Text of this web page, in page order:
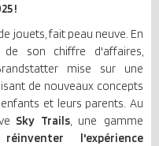
!
jouets, fait peau neuve. En
son chiffre d'affaires,
mise sur une
de nouveaux concepts
et leurs parents. Au
Sky Trails, une gamme
réinventer l'expérience